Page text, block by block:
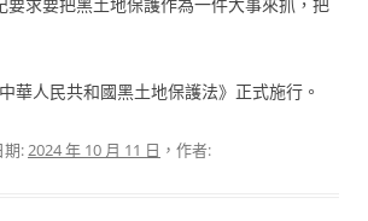
華人民共和國黑土地保護法》正式施行。
期:2024 年 10 月 11 日 ，作者: